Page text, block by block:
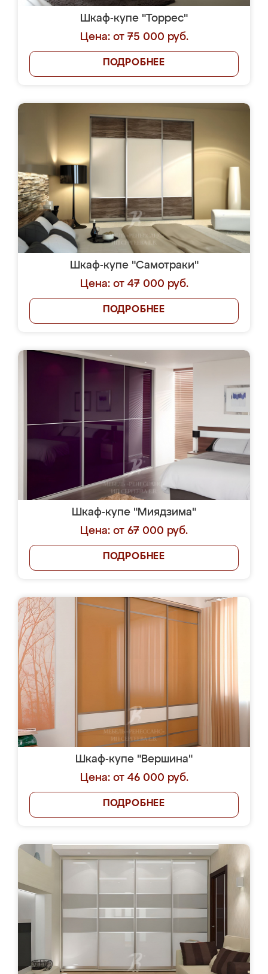
Шкаф-купе "Торрес"
Цена: от 75 000 руб.
ПОДРОБНЕЕ
Шкаф-купе "Самотраки"
Цена: от 47 000 руб.
ПОДРОБНЕЕ
Шкаф-купе "Миядзима"
Цена: от 67 000 руб.
ПОДРОБНЕЕ
Шкаф-купе "Вершина"
Цена: от 46 000 руб.
ПОДРОБНЕЕ